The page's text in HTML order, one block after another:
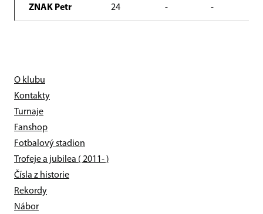
ZNAK Petr 24 - -
O klubu
Kontakty
Turnaje
Fanshop
Fotbalový stadion
Trofeje a jubilea ( 2011- )
Čísla z historie
Rekordy
Nábor